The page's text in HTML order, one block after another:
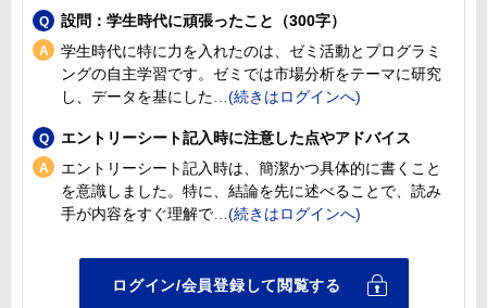
設問：学生時代に頑張ったこと（300字）
学生時代に特に力を入れたのは、ゼミ活動とプログラミ
ングの自主学習です。ゼミでは市場分析をテーマに研究
し、データを基にした
エントリーシート記入時に注意した点やアドバイス
エントリーシート記入時は、簡潔かつ具体的に書くこと
を意識しました。特に、結論を先に述べることで、読み
手が内容をすぐ理解で